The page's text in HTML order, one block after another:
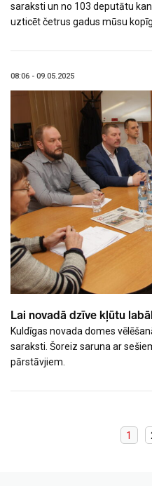
saraksti un no 103 deputātu
uzticēt četrus gadus mūsu
Lai novadā dzīve kļūtu
Kuldīgas novada domes
saraksti. Šoreiz saruna ar
pārstāvjiem.
08:06 - 09.05.2025
1